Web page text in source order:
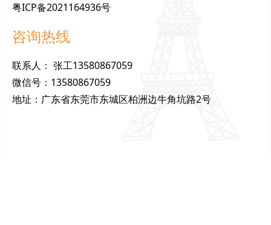
粤ICP备2021164936号
咨询热线
联系人 ： 张工13580867059
微信号 ： 13580867059
地址 ： 广东省东莞市东城区柏洲边牛角坑路2号